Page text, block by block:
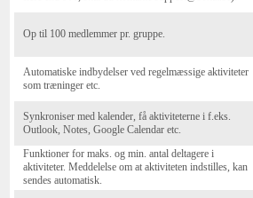
Op til 100 medlemmer pr. gruppe.
Automatiske indbydelser ved regelmæssige aktiviteter
som træninger etc.
Synkroniser med kalender, få aktiviteterne i f.eks.
Outlook, Notes, Google Calendar etc.
Funktioner for maks. og min. antal deltagere i
aktiviteter. Meddelelse om at aktiviteten indstilles, kan
sendes automatisk.